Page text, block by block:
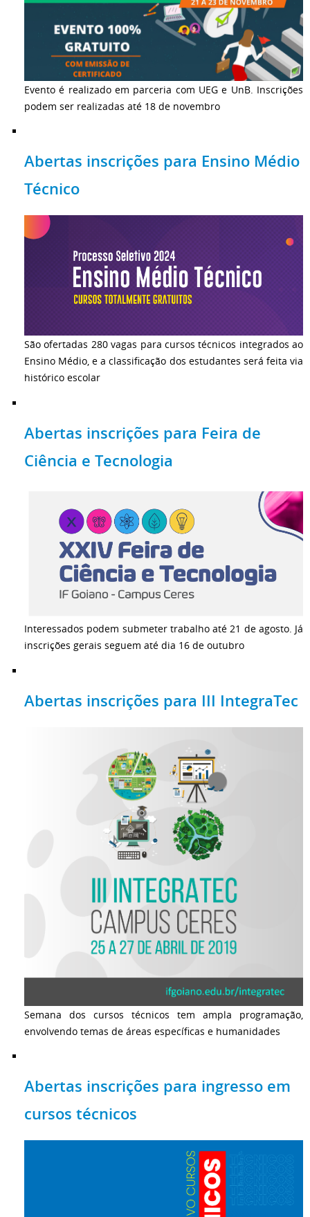
Evento é realizado em parceria com UEG e UnB. Inscrições
podem ser realizadas até 18 de novembro
Abertas inscrições para Ensino Médio
Técnico
São ofertadas 280 vagas para cursos técnicos integrados ao
Ensino Médio, e a classificação dos estudantes será feita via
histórico escolar
Abertas inscrições para Feira de
Ciência e Tecnologia
Interessados podem submeter trabalho até 21 de agosto. Já
inscrições gerais seguem até dia 16 de outubro
Abertas inscrições para III IntegraTec
Semana dos cursos técnicos tem ampla programação,
envolvendo temas de áreas específicas e humanidades
Abertas inscrições para ingresso em
cursos técnicos